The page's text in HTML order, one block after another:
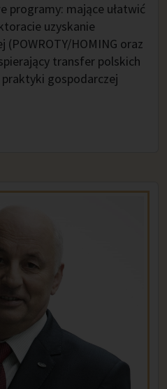
programy: mające ułatwić
uzyskanie
HOMING oraz
transfer polskich
gospodarczej